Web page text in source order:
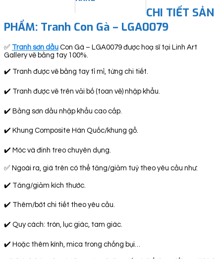
CHI TIẾT SẢN
PHẨM: Tranh Con Gà – LGA0079
✅ Tranh sơn dầu Con Gà – LGA0079 được hoạ sĩ tại Linh Art
Gallery vẽ bằng tay 100%.
✔️ Tranh được vẽ bằng tay tỉ mỉ, từng chi tiết.
✔️ Tranh được vẽ trên vải bố (toan vẽ) nhập khẩu.
✔️ Bằng sơn dầu nhập khẩu cao cấp.
✔️ Khung Composite Hàn Quốc/khung gỗ.
✔️ Móc và đinh treo chuyên dụng.
✅ Ngoài ra, giá trên có thể tăng/giảm tuỳ theo yêu cầu như:
✔️ Tăng/giảm kích thước.
✔️ Thêm/bớt chi tiết theo yêu cầu.
✔️ Quy cách: tròn, lục giác, tam giác.
✔️ Hoặc thêm kính, mica trong chống bụi…